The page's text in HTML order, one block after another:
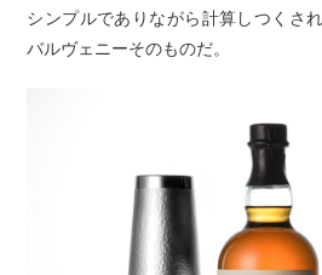
シンプルでありながら計算しつくさ
バルヴェニーそのものだ。